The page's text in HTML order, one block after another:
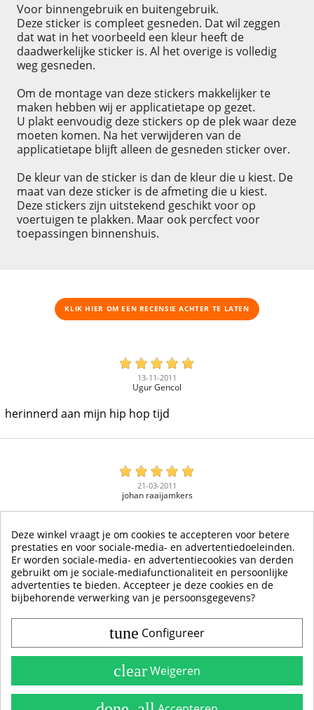
Voor binnengebruik en buitengebruik.
Deze sticker is compleet gesneden. Dat wil zeggen
dat wat in het voorbeeld een kleur heeft de
daadwerkelijke sticker is. Al het overige is volledig
weg gesneden.
Om de montage van deze stickers makkelijker te
maken hebben wij er applicatietape op gezet.
U plakt eenvoudig deze stickers op de plek waar deze
moeten komen. Na het verwijderen van de
applicatietape blijft alleen de gesneden sticker over.
De kleur van de sticker is dan de kleur die u kiest. De
maat van deze sticker is de afmeting die u kiest.
Deze stickers zijn uitstekend geschikt voor op
voertuigen te plakken. Maar ook percfect voor
toepassingen binnenshuis.
KLIK HIER OM EEN ​​RECENSIE ACHTER TE LATEN
13-11-2011
Ugur Gencol
herinnerd aan mijn hip hop tijd
21-03-2011
johan raaijamkers
dat hij van zeer goede kwaliteit is ,de bestelling was heel
snel binnen ,ik geef een dikke 10 voor stickerland ga
alweer kijken om nieuwe bij hun te bestellen
Deze winkel vraagt je om cookies te accepteren voor betere
prestaties en voor sociale-media- en advertentiedoeleinden.
Er worden sociale-media- en advertentiecookies van derden
gebruikt om je sociale-mediafunctionaliteit en persoonlijke
advertenties te bieden. Accepteer je deze cookies en de
bijbehorende verwerking van je persoonsgegevens?
tune Configureer
clearWeigeren